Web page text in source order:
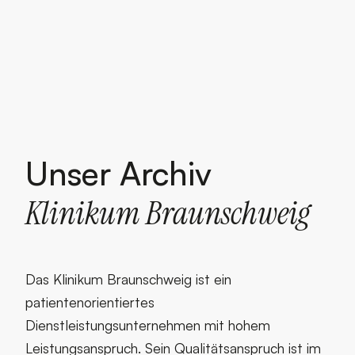
Unser Archiv
Unser Archiv
Klinikum Braunschweig
Das Klinikum Braunschweig ist ein
patientenorientiertes
Dienstleistungsunternehmen mit hohem
Leistungsanspruch. Sein Qualitätsanspruch ist im